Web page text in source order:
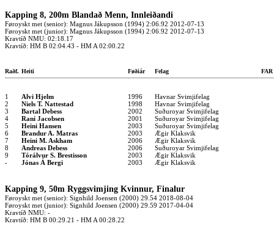
Kapping 8, 200m Blandað Menn, Innleiðandi
Føroyskt met (senior): Magnus Jákupsson (1994) 2:06.92 2012-07-13
Føroyskt met (junior): Magnus Jákupsson (1994) 2:06.92 2012-07-13
Kravtíð NMU: 02:18.17
Kravtíð: HM B 02:04.43 - HM A 02:00.22
Raðf. Heiti Føðiár Felag FAR
1 Alvi Hjelm 1996
Havnar Svimjifelag
2
Niels T. Nattestad 1998
Havnar Svimjifelag
3
Bartal Debess 2002
Suðuroyar Svimjifelag
4
Rani Jacobsen 2001
Suðuroyar Svimjifelag
5
Heini Hansen 2003
Suðuroyar Svimjifelag
6
Brandur A. Matras 2003
Ægir Klaksvik
7
Heini M. Askham 2006
Ægir Klaksvik
8
Andreas Debess 2006
Suðuroyar Svimjifelag
9
Tórálvur S. Brestisson 2003
Ægir Klaksvik
-
Jónas Á Bergi 2003 Ægir Klaksvik
Kapping 9, 50m Ryggsvimjing Kvinnur, Finalur
Føroyskt met (senior): Signhild Joensen (2000) 29.54 2018-08-04
Føroyskt met (junior): Signhild Joensen (2000) 29.59 2017-04-04
Kravtíð NMU: -
Kravtíð: HM B 00:29.21 - HM A 00:28.22